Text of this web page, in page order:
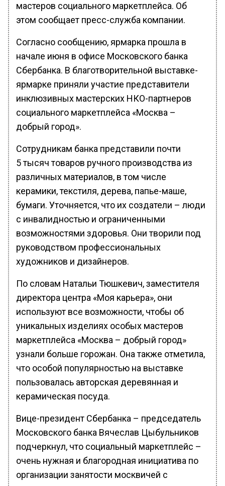
мастеров социального маркетплейса. Об
этом сообщает пресс-служба компании.
Согласно сообщению, ярмарка прошла в
начале июня в офисе Московского банка
Сбербанка. В благотворительной выставке-
ярмарке приняли участие представители
инклюзивных мастерских НКО-партнеров
социального маркетплейса «Москва –
добрый город».
Сотрудникам банка представили почти
5 тысяч товаров ручного производства из
различных материалов, в том числе
керамики, текстиля, дерева, папье-маше,
бумаги. Уточняется, что их создатели – люди
с инвалидностью и ограниченными
возможностями здоровья. Они творили под
руководством профессиональных
художников и дизайнеров.
По словам Натальи Тюшкевич, заместителя
директора центра «Моя карьера», они
используют все возможности, чтобы об
уникальных изделиях особых мастеров
маркетплейса «Москва – добрый город»
узнали больше горожан. Она также отметила,
что особой популярностью на выставке
пользовалась авторская деревянная и
керамическая посуда.
Вице-президент Сбербанка – председатель
Московского банка Вячеслав Цыбульников
подчеркнул, что социальный маркетплейс –
очень нужная и благородная инициатива по
организации занятости москвичей с